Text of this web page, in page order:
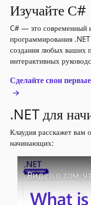
Изучайте С#
C# — это современный
программирования
создания любых ваших
интерактивных
Сделайте свои
.NET для
Клаудия расскажет вам
начинающих: